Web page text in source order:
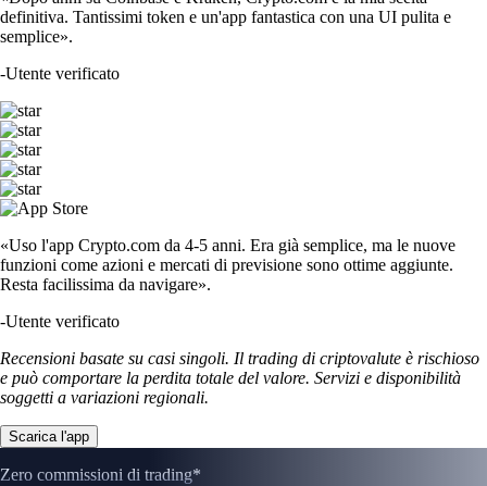
definitiva. Tantissimi token e un'app fantastica con una UI pulita e
semplice».
-Utente verificato
«Uso l'app Crypto.com da 4-5 anni. Era già semplice, ma le nuove
funzioni come azioni e mercati di previsione sono ottime aggiunte.
Resta facilissima da navigare».
-Utente verificato
Recensioni basate su casi singoli. Il trading di criptovalute è rischioso
e può comportare la perdita totale del valore. Servizi e disponibilità
soggetti a variazioni regionali.
Scarica l'app
Zero commissioni di trading*